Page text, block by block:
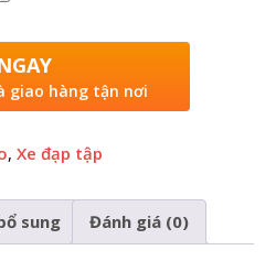
giao hàng tận nơi
, Xe đạp tập
sung Đánh giá (0)